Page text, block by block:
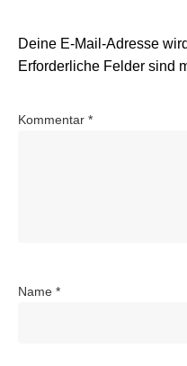
Deine E-Mail-Adresse
Erforderliche Felder sind
Kommentar *
Name *